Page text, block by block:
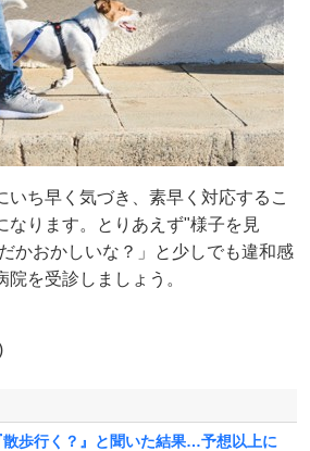
いち早く気づき、素早く対応するこ
なります。とりあえず"様子を見
かおかしいな？」と少しでも違和感
を受診しましょう。
歩行く？』と聞いた結果…予想以上に